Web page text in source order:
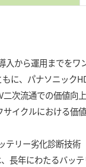
入から運用までを
に、パナソニック
次流通での価値向
イクルにおける価
テリー劣化診断技術
長年にわたるバッ